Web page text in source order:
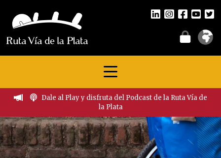
Dale al Play y disfruta del Podcast de la Ruta Vía de
la Plata